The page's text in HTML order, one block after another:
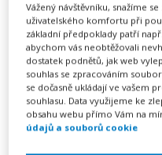
Přejeme vám hodně
budeme pomáhat -
s řešením (nejen)
Vaše Vzorné Právo
Vážený návštěvníku, snažíme
uživatelského komfortu při
základní předpoklady patří
abychom vás neobtěžovali
dostatek podnětů, jak web
souhlas se zpracováním
se dočasně ukládají ve vašem
souhlasu. Data využijeme ke
obsahu webu přímo Vám na
údajů a souborů cookie